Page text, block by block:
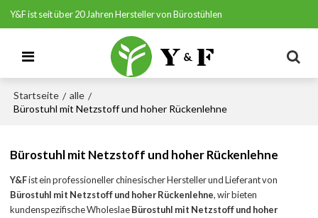
Y&F ist seit über 20 Jahren Hersteller von Bürostühlen
Startseite / alle /
Bürostuhl mit Netzstoff und hoher Rückenlehne
Bürostuhl mit Netzstoff und hoher Rückenlehne
Y&Fist ein professioneller chinesischer Hersteller und Lieferant von
Bürostuhl mit Netzstoff und hoher Rückenlehne, wir bieten
kundenspezifische WholeslaeBürostuhl mit Netzstoff und hoher